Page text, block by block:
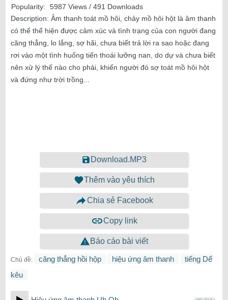
Popularity:
5987 Views / 491 Downloads
Description: Âm thanh toát mồ hôi, chảy mồ hôi hột là âm thanh
có thể thể hiện được cảm xúc và tình trạng của con người đang
căng thẳng, lo lắng, sợ hãi, chưa biết trả lời ra sao hoặc đang
rơi vào một tình huống tiến thoái lưỡng nan, do dự và chưa biết
nên xử lý thế nào cho phải, khiến người đó sợ toát mồ hôi hột
và đứng như trời trồng...
Download.MP3
Thêm vào yêu thích
Chia sẻ Facebook
Copy link
Báo cáo bài viết
Chủ đề: căng thẳng hồi hộp hiệu ứng âm thanh
tiếng Dế
kêu